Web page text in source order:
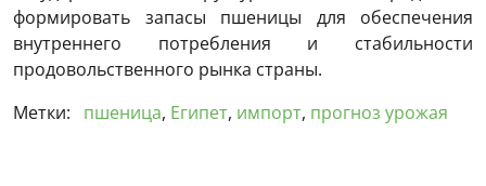
формировать запасы пшеницы для обеспечения
внутреннего потребления и стабильности
продовольственного рынка страны.
Метки:
пшеница, Египет, импорт, прогноз урожая